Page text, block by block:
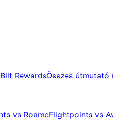
Bilt RewardsÖsszes útmutató
vs RoameFlightpoints vs